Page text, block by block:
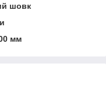
шовк
мм